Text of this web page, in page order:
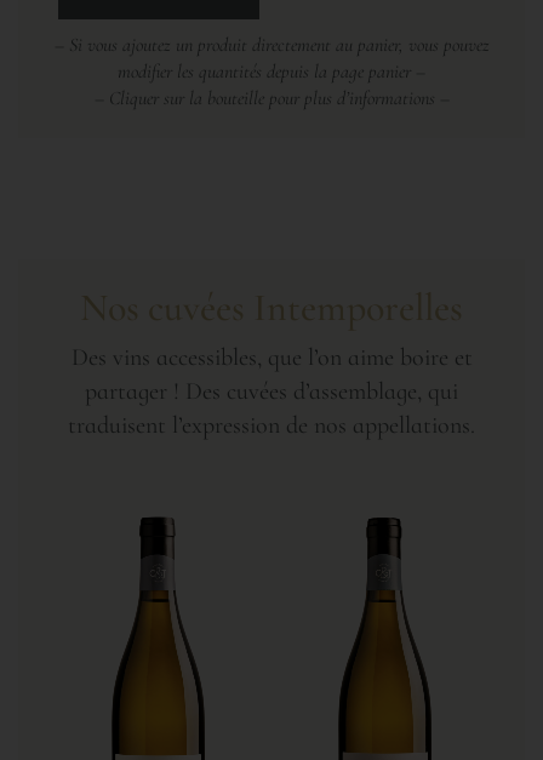
– Si vous ajoutez un produit directement au panier, vous pouvez
modifier les quantités depuis la page panier –
– Cliquer sur la bouteille pour plus d’informations –
Des vins accessibles, que l’on aime boire et
partager ! Des cuvées d’assemblage, qui
traduisent l’expression de nos appellations.